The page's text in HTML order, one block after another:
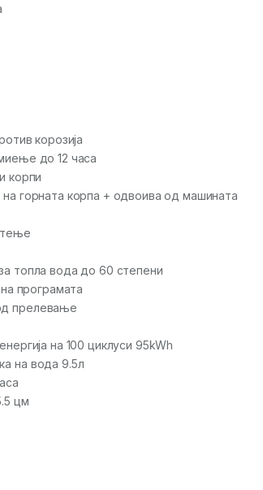
корозија
до 12 часа
корпи
на горната корпа + одвоива од машината
топла вода до 60 степени
на програмата
прелевање
на 100 циклуси 95kWh
на вода 9.5л
цм